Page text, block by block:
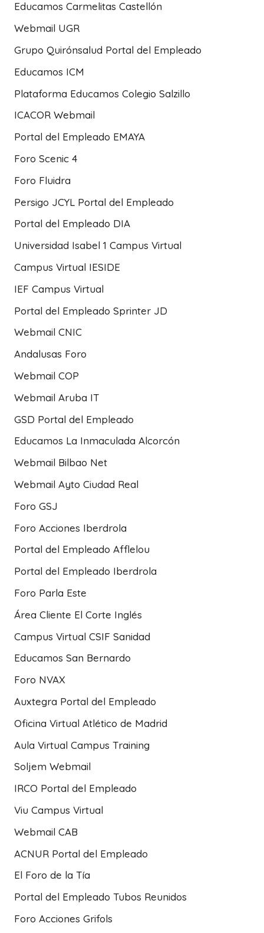
Educamos Carmelitas Castellón
Webmail UGR
Grupo Quirónsalud Portal del Empleado
Educamos ICM
Plataforma Educamos Colegio Salzillo
ICACOR Webmail
Portal del Empleado EMAYA
Foro Scenic 4
Foro Fluidra
Persigo JCYL Portal del Empleado
Portal del Empleado DIA
Universidad Isabel 1 Campus Virtual
Campus Virtual IESIDE
IEF Campus Virtual
Portal del Empleado Sprinter JD
Webmail CNIC
Andalusas Foro
Webmail COP
Webmail Aruba IT
GSD Portal del Empleado
Educamos La Inmaculada Alcorcón
Webmail Bilbao Net
Webmail Ayto Ciudad Real
Foro GSJ
Foro Acciones Iberdrola
Portal del Empleado Afflelou
Portal del Empleado Iberdrola
Foro Parla Este
Área Cliente El Corte Inglés
Campus Virtual CSIF Sanidad
Educamos San Bernardo
Foro NVAX
Auxtegra Portal del Empleado
Oficina Virtual Atlético de Madrid
Aula Virtual Campus Training
Soljem Webmail
IRCO Portal del Empleado
Viu Campus Virtual
Webmail CAB
ACNUR Portal del Empleado
El Foro de la Tía
Portal del Empleado Tubos Reunidos
Foro Acciones Grifols